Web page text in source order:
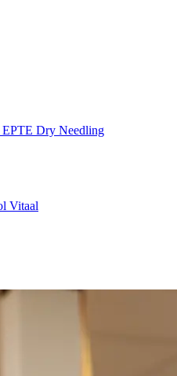
EPTE Dry Needling
Vitaal